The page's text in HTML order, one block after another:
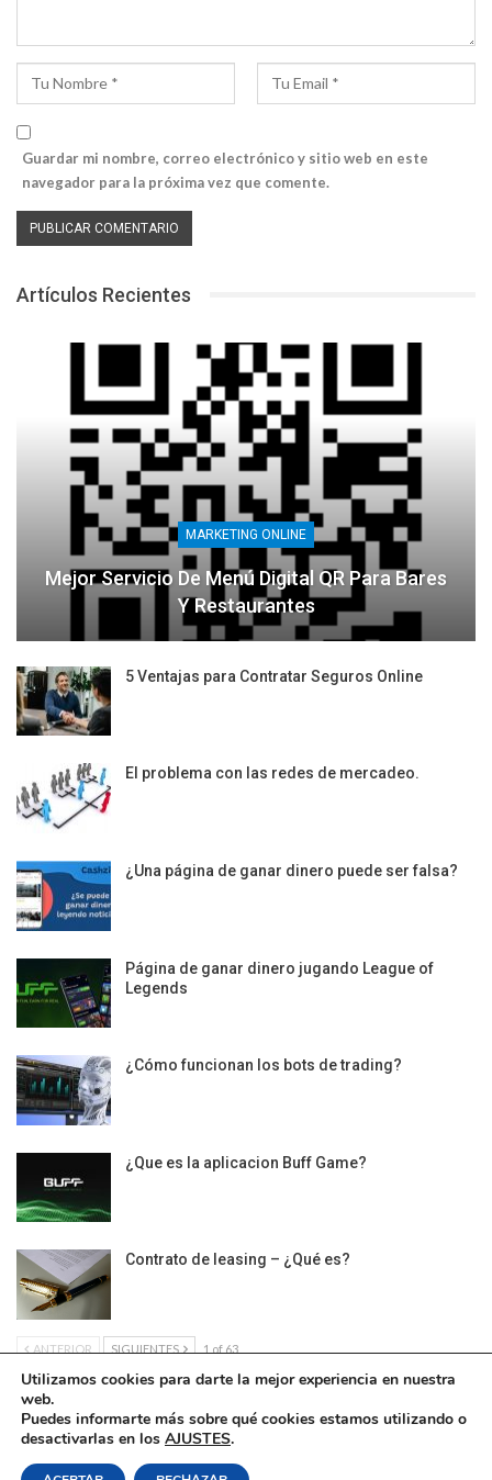
Guardar mi nombre, correo electrónico y sitio web en este
navegador para la próxima vez que comente.
Artículos Recientes
MARKETING ONLINE
Mejor Servicio De Menú Digital QR Para Bares
Y Restaurantes
5 Ventajas para Contratar Seguros Online
El problema con las redes de mercadeo.
¿Una página de ganar dinero puede ser falsa?
Página de ganar dinero jugando League of
Legends
¿Cómo funcionan los bots de trading?
¿Que es la aplicacion Buff Game?
Contrato de leasing – ¿Qué es?
ANTERIOR SIGUIENTES 1 of 63
Utilizamos cookies para darte la mejor experiencia en nuestra
web.
Puedes informarte más sobre qué cookies estamos utilizando o
desactivarlas en los AJUSTES.